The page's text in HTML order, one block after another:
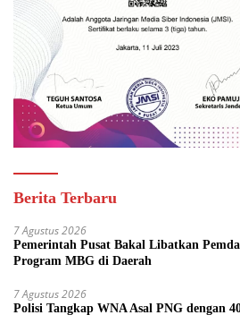
Berita Terbaru
7 Agustus 2026
Pemerintah Pusat Bakal Libatkan
Program MBG di Daerah
7 Agustus 2026
Polisi Tangkap WNA Asal PNG dengan